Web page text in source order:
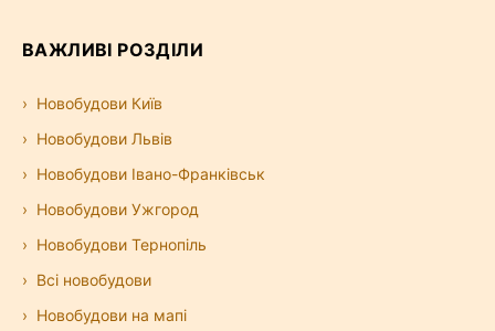
ВАЖЛИВІ РОЗДІЛИ
Новобудови Київ
Новобудови Львів
Новобудови Івано-Франківськ
Новобудови Ужгород
Новобудови Тернопіль
Всі новобудови
Новобудови на мапі